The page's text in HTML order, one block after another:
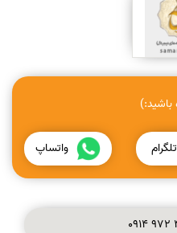
باشید:)
تلگرام واتساپ
0914972